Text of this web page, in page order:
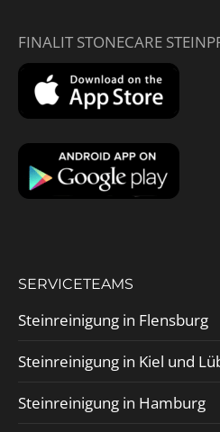
FINALIT STONECARE
SERVICETEAMS
Steinreinigung in Flensburg
Steinreinigung in Kiel und
Steinreinigung in Hamburg